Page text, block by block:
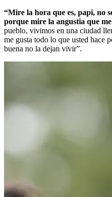
“Mire la hora que es, papi, no
porque mire la angustia que
pueblo, vivimos en una ciudad
me gusta todo lo que usted hace
buena no la dejan vivir”.